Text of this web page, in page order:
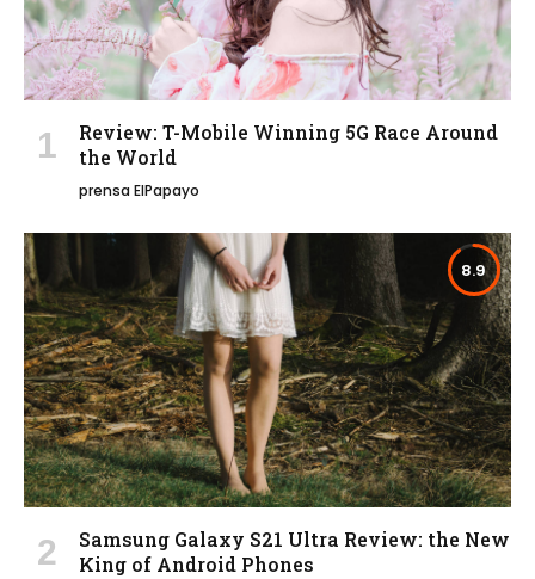
Review: T-Mobile Winning 5G Race Around
the World
prensa ElPapayo
8.9
Samsung Galaxy S21 Ultra Review: the New
King of Android Phones